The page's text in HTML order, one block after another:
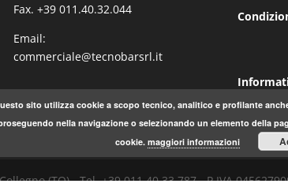
Fax. +39 011.40.32.044
Email:
commerciale@tecnobarsrl.it
(TO) - Tel. +39.011.40.33.787 - P.IVA
sito utilizza cookie a scopo tecnico, analitico e profilante
nella navigazione o selezionando un elemento della
cookie. maggiori informazioni